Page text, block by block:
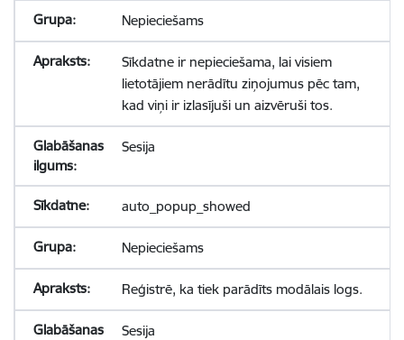
Nepieciešams
Sīkdatne ir nepieciešama, lai visiem
lietotājiem nerādītu ziņojumus pēc tam,
kad viņi ir izlasījuši un aizvēruši tos.
Sesija
auto_popup_showed
Nepieciešams
Reģistrē, ka tiek parādīts modālais logs.
Sesija